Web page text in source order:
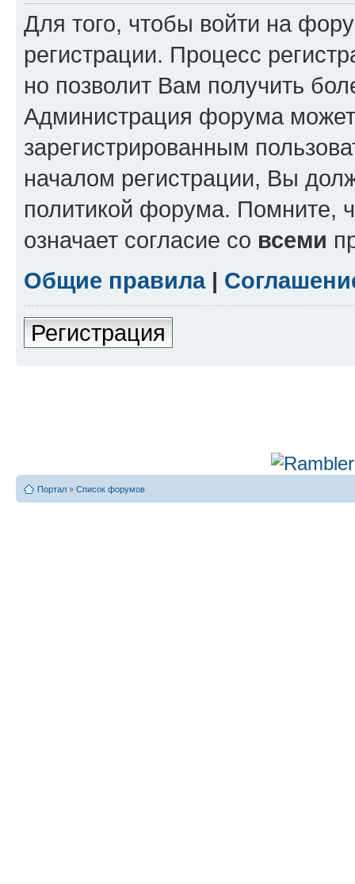
Для того, чтобы войти на
регистрации. Процесс
но позволит Вам получить
Администрация форума может
зарегистрированным
началом регистрации, Вы
политикой форума. Помните,
означает согласие со всеми
Общие правила|
Регистрация
Портал » Список форумов